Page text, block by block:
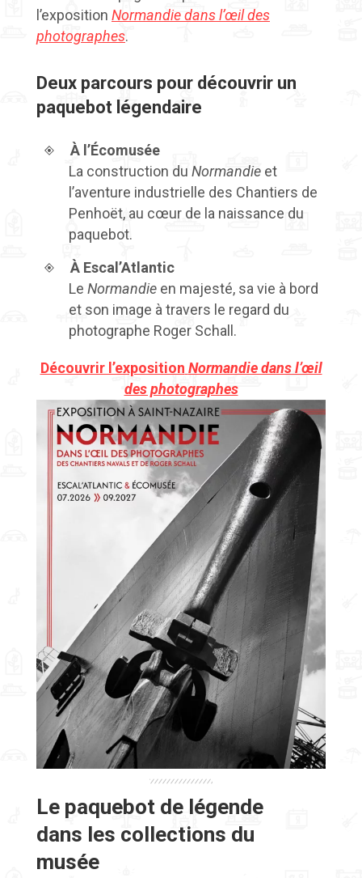
l’exposition Normandie dans l’œil des
photographes.
Deux parcours pour découvrir un
paquebot légendaire
À l’Écomusée
La construction du Normandie et
l’aventure industrielle des Chantiers de
Penhoët, au cœur de la naissance du
paquebot.
À Escal’Atlantic
Le Normandie en majesté, sa vie à bord
et son image à travers le regard du
photographe Roger Schall.
Découvrir l’exposition Normandie dans l’œil
des photographes
Le paquebot de légende
dans les collections du
musée